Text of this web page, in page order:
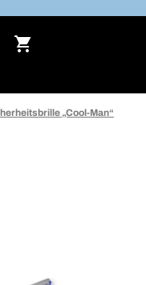
„Cool-Man“